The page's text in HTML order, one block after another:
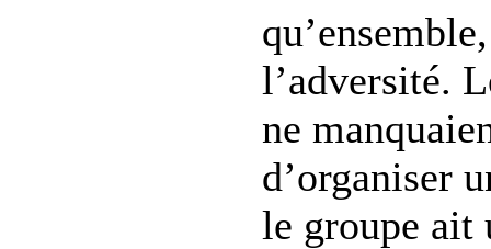
l’adversité.
ne
d’organiser
le groupe ait